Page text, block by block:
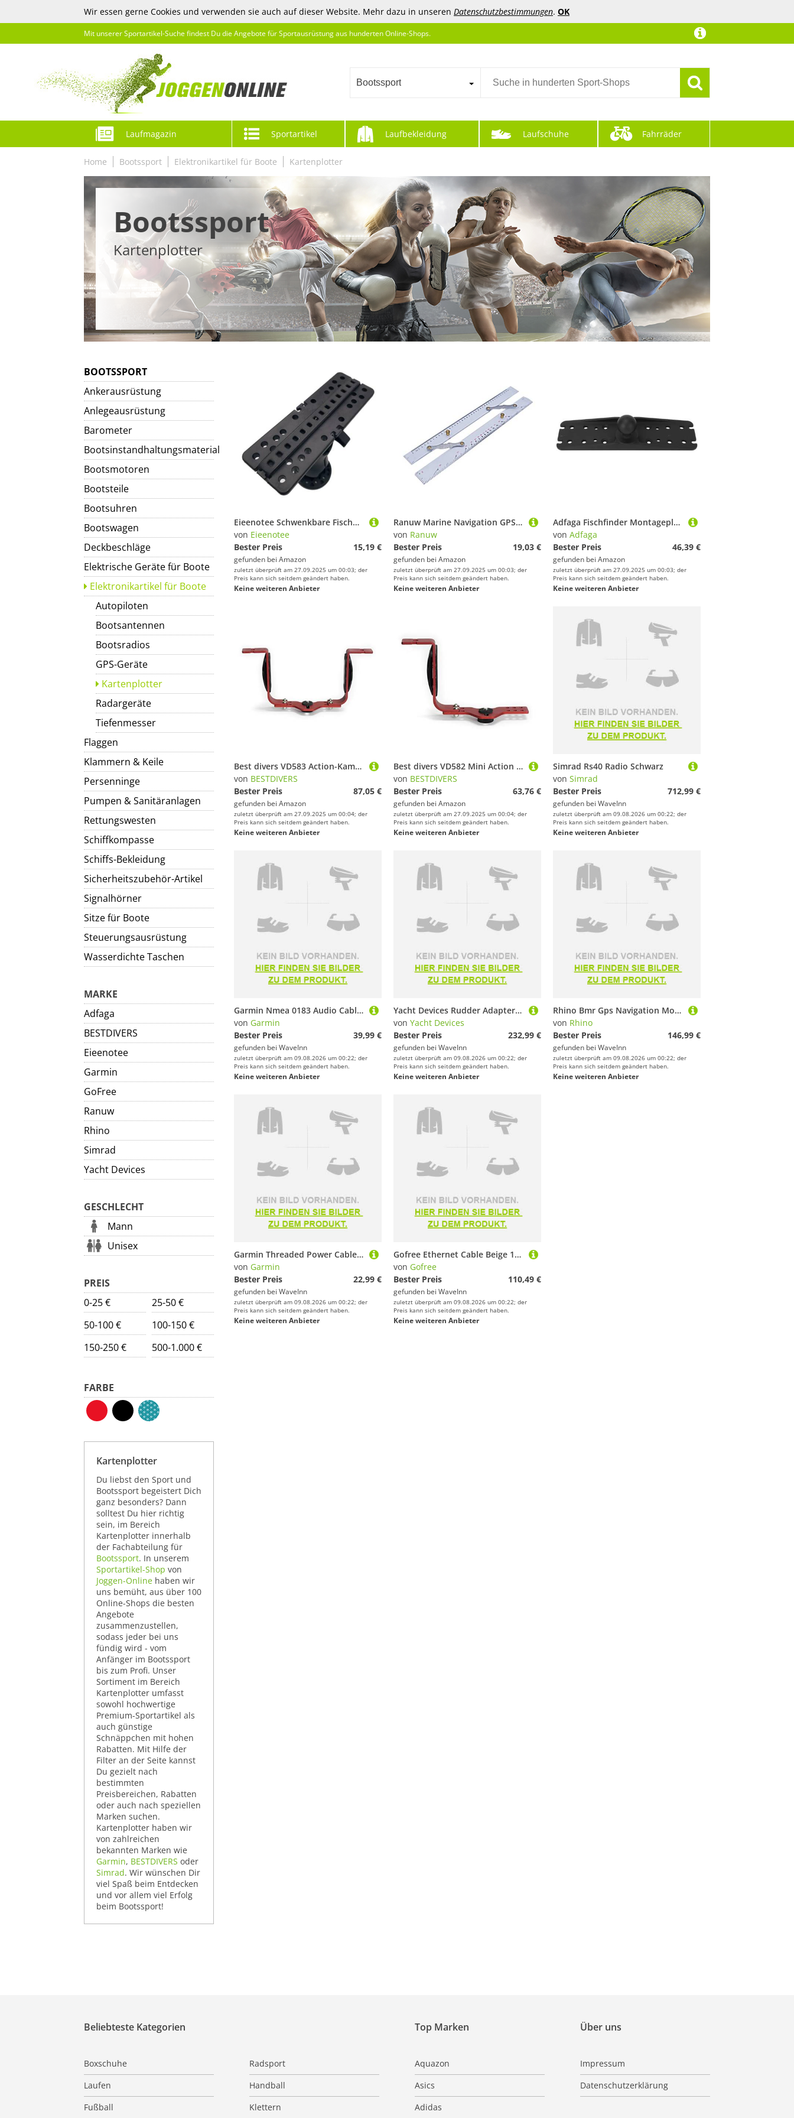
Wir essen gerne Cookies und verwenden sie auch auf dieser Website. Mehr dazu in unseren Datenschutzbestimmungen. OK
Mit unserer Sportartikel-Suche findest Du die Angebote für Sportausrüstung aus hunderten Online-Shops.
Bootssport
Laufmagazin Sportartikel Laufbekleidung Laufschuhe Fahrräder
Home Bootssport Elektronikartikel für Boote Kartenplotter
Bootssport
Kartenplotter
BOOTSSPORT
Ankerausrüstung
Anlegeausrüstung
Barometer
Bootsinstandhaltungsmaterial
Bootsmotoren
Bootsteile
Bootsuhren
Bootswagen
Deckbeschläge
Elektrische Geräte für Boote
Elektronikartikel für Boote
Autopiloten
Bootsantennen
Bootsradios
GPS-Geräte
Kartenplotter
Radargeräte
Tiefenmesser
Flaggen
Klammern & Keile
Persenninge
Pumpen & Sanitäranlagen
Rettungswesten
Schiffkompasse
Schiffs-Bekleidung
Sicherheitszubehör-Artikel
Signalhörner
Sitze für Boote
Steuerungsausrüstung
Wasserdichte Taschen
MARKE
Adfaga
BESTDIVERS
Eieenotee
Garmin
GoFree
Ranuw
Rhino
Simrad
Yacht Devices
GESCHLECHT
Mann
Unisex
PREIS
0-25 €
25-50 €
50-100 €
100-150 €
150-250 €
500-1.000 €
FARBE
Kartenplotter
Du liebst den Sport und
Bootssport begeistert Dich
ganz besonders? Dann
solltest Du hier richtig
sein, im Bereich
Kartenplotter innerhalb
der Fachabteilung für
Bootssport. In unserem
Sportartikel-Shop von
Joggen-Online haben wir
uns bemüht, aus über 100
Online-Shops die besten
Angebote
zusammenzustellen,
sodass jeder bei uns
fündig wird - vom
Anfänger im Bootssport
bis zum Profi. Unser
Sortiment im Bereich
Kartenplotter umfasst
sowohl hochwertige
Premium-Sportartikel als
auch günstige
Schnäppchen mit hohen
Rabatten. Mit Hilfe der
Filter an der Seite kannst
Du gezielt nach
bestimmten
Preisbereichen, Rabatten
oder auch nach speziellen
Marken suchen.
Kartenplotter haben wir
von zahlreichen
bekannten Marken wie
Garmin, BESTDIVERS oder
Simrad. Wir wünschen Dir
viel Spaß beim Entdecken
und vor allem viel Erfolg
beim Bootssport!
Eieenotee Schwenkbare Fischfinder-Halterung, 360 Grad, GPS-Navigations-Fischfinder-Halterung für Marineboot-Kajak, Kajak-Zubehör
von Eieenotee
Bester Preis
15,19 €
gefunden bei Amazon
zuletzt überprüft am 27.09.2025 um 00:03; der
Preis kann sich seitdem geändert haben.
Keine weiteren Anbieter
Ranuw Marine Navigation GPS Plotter Parallellineal für Boot Meeresdiagramm Messteiler Marine Navigation GPS Plotter Parallellineal aus Polyvinylchlorid (PVC) mit Korrosionsbeständigkeit
von Ranuw
Bester Preis
19,03 €
gefunden bei Amazon
zuletzt überprüft am 27.09.2025 um 00:03; der
Preis kann sich seitdem geändert haben.
Keine weiteren Anbieter
Adfaga Fischfinder Montageplatte Universal Aluminiumlegierung Marine Pulverbeschichtete 1,5 -Zoll -Ballmontage für GPS -Plotter Fischfinder und Bootselektronik langlebiger Salzwass
von Adfaga
Bester Preis
46,39 €
gefunden bei Amazon
zuletzt überprüft am 27.09.2025 um 00:03; der
Preis kann sich seitdem geändert haben.
Keine weiteren Anbieter
Best divers VD583 Action-Kamera-Halterung, Zwei Arme Unisex - Erwachsene, rot, Einheitsgröße
von BESTDIVERS
Bester Preis
87,05 €
gefunden bei Amazon
zuletzt überprüft am 27.09.2025 um 00:04; der
Preis kann sich seitdem geändert haben.
Keine weiteren Anbieter
Best divers VD582 Mini Action Kamera Verstellbar, EIN Arm Unisex - Erwachsene, Rot, Einheitsgröße
von BESTDIVERS
Bester Preis
63,76 €
gefunden bei Amazon
zuletzt überprüft am 27.09.2025 um 00:04; der
Preis kann sich seitdem geändert haben.
Keine weiteren Anbieter
Simrad Rs40 Radio Schwarz
von Simrad
Bester Preis
712,99 €
gefunden bei WaveInn
zuletzt überprüft am 09.08.2026 um 00:22; der
Preis kann sich seitdem geändert haben.
Keine weiteren Anbieter
Garmin Nmea 0183 Audio Cable Schwarz
von Garmin
Bester Preis
39,99 €
gefunden bei WaveInn
zuletzt überprüft am 09.08.2026 um 00:22; der
Preis kann sich seitdem geändert haben.
Keine weiteren Anbieter
Yacht Devices Rudder Adapter Silber
von Yacht Devices
Bester Preis
232,99 €
gefunden bei WaveInn
zuletzt überprüft am 09.08.2026 um 00:22; der
Preis kann sich seitdem geändert haben.
Keine weiteren Anbieter
Rhino Bmr Gps Navigation Module Silber
von Rhino
Bester Preis
146,99 €
gefunden bei WaveInn
zuletzt überprüft am 09.08.2026 um 00:22; der
Preis kann sich seitdem geändert haben.
Keine weiteren Anbieter
Garmin Threaded Power Cable 4 Pin Schwarz
von Garmin
Bester Preis
22,99 €
gefunden bei WaveInn
zuletzt überprüft am 09.08.2026 um 00:22; der
Preis kann sich seitdem geändert haben.
Keine weiteren Anbieter
Gofree Ethernet Cable Beige 15.2 m (50 ft)
von Gofree
Bester Preis
110,49 €
gefunden bei WaveInn
zuletzt überprüft am 09.08.2026 um 00:22; der
Preis kann sich seitdem geändert haben.
Keine weiteren Anbieter
Über uns
Impressum
Datenschutzerklärung
Beliebteste Kategorien
Boxschuhe
Radsport
Laufen
Handball
Fußball
Klettern
Top Marken
Aquazon
Asics
Adidas